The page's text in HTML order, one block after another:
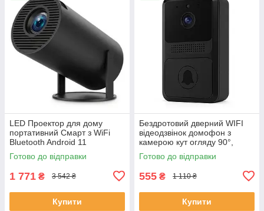
LED Проектор для дому
портативний Смарт з WiFi
Bluetooth Android 11
1280х720р Black LC-68
Готово до відправки
1 771 ₴ 3 542 ₴
Купити
Бездротовий дверний WIFI
відеодзвінок домофон з
камерою кут огляду 90°,
нічне бачення, мобільний
додаток FE-50
Готово до відправки
555 ₴ 1 110 ₴
Купити